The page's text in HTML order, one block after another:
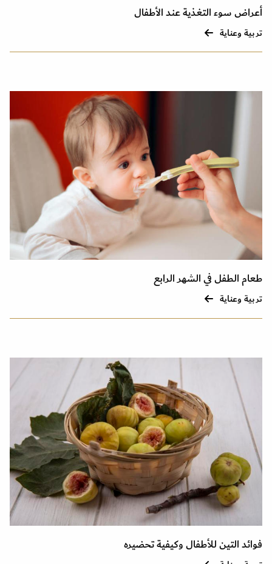
أعراض سوء التغذية عند الأطفال
تربية وعناية
طعام الطفل في الشهر الرابع
تربية وعناية
فوائد التين للأطفال وكيفية تحضيره